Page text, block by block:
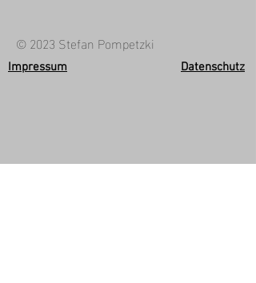
© 2023 Stefan Pompetzki
Impressum Datenschutz